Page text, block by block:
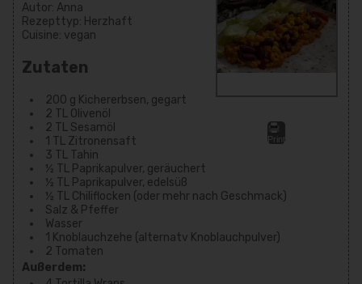
Print
Autor: Anna
Rezepttyp: Herzhaft
Cuisine: vegan
Zutaten
200 g Kichererbsen, gegart
2 TL Olivenöl
2 TL Sesamöl
1 TL Zitronensaft
3 TL Tahin
½ TL Paprikapulver, geräuchert
½ TL Paprikapulver, edelsüß
½ TL Chiliflocken (oder mehr nach Geschmack)
Salz & Pfeffer
Wasser
1 Knoblauchzehe (alternatv Knoblauchpulver)
2 Tomaten
Außerdem: